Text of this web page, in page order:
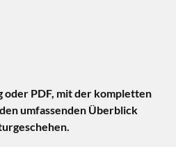
oder PDF, mit der kompletten
umfassenden Überblick